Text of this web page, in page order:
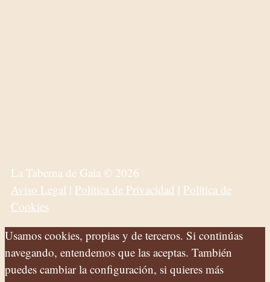
La Taberna de Gaia © 2026
Aviso Legal | Política de Privacidad | Política de
Cookies
Usamos cookies, propias y de terceros. Si continúas
navegando, entendemos que las aceptas. También
puedes cambiar la configuración, si quieres más